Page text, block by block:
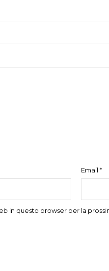
Email *
in questo browser per la